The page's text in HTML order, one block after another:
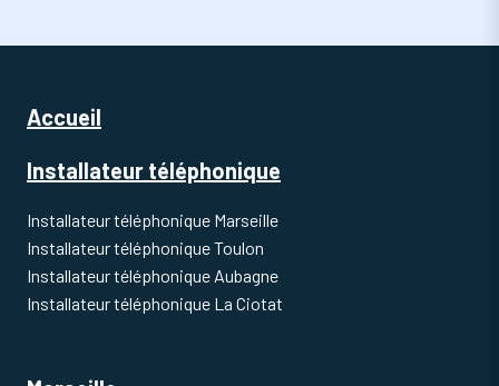
Accueil
Installateur téléphonique
Installateur téléphonique Marseille
Installateur téléphonique Toulon
Installateur téléphonique Aubagne
Installateur téléphonique La Ciotat